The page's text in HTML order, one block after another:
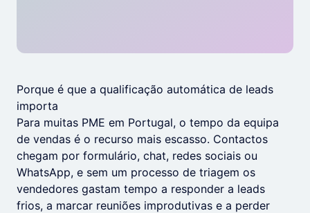
Porque é que a qualificação automática de leads
importa
Para muitas PME em Portugal, o tempo da equipa
de vendas é o recurso mais escasso. Contactos
chegam por formulário, chat, redes sociais ou
WhatsApp, e sem um processo de triagem os
vendedores gastam tempo a responder a leads
frios, a marcar reuniões improdutivas e a perder